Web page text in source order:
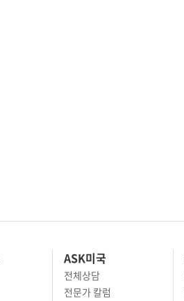
ASK미국
전체상담
전문가 칼럼